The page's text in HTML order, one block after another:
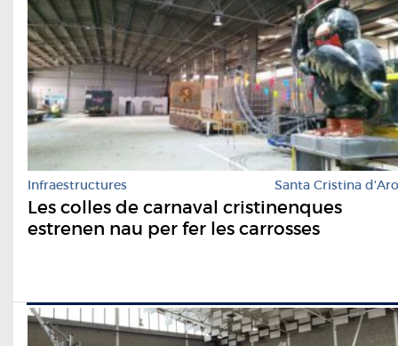
Infraestructures Santa Cristina d'Aro
Les colles de carnaval cristinenques
estrenen nau per fer les carrosses